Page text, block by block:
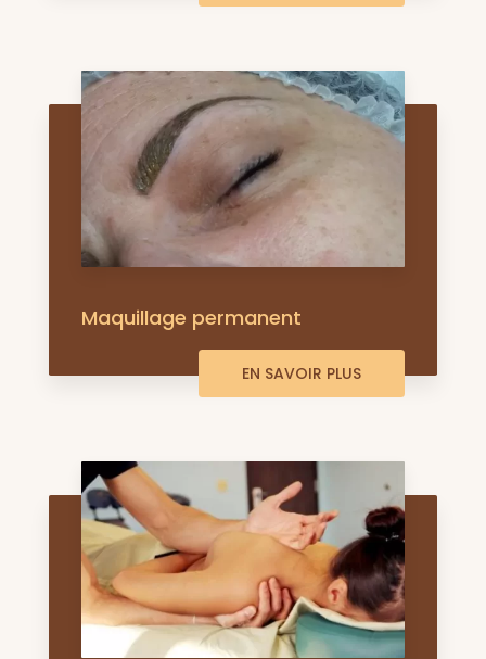
Maquillage permanent
EN SAVOIR PLUS